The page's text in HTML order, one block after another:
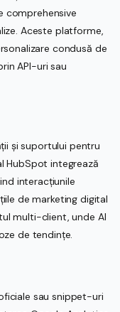
comprehensive
Aceste platforme,
condusă de
API-uri sau
și suportului pentru
HubSpot integrează
interacțiunile
de marketing digital
multi-client, unde AI
de tendințe.
sau snippet-uri